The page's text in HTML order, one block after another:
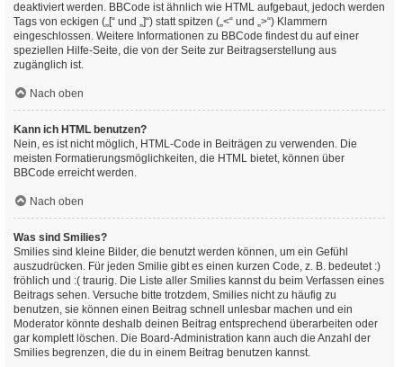
deaktiviert werden. BBCode ist ähnlich wie HTML aufgebaut, jedoch werden
Tags von eckigen („[“ und „]“) statt spitzen („<“ und „>“) Klammern
eingeschlossen. Weitere Informationen zu BBCode findest du auf einer
speziellen Hilfe-Seite, die von der Seite zur Beitragserstellung aus
zugänglich ist.
Nach oben
Kann ich HTML benutzen?
Nein, es ist nicht möglich, HTML-Code in Beiträgen zu verwenden. Die
meisten Formatierungsmöglichkeiten, die HTML bietet, können über
BBCode erreicht werden.
Nach oben
Was sind Smilies?
Smilies sind kleine Bilder, die benutzt werden können, um ein Gefühl
auszudrücken. Für jeden Smilie gibt es einen kurzen Code, z. B. bedeutet :)
fröhlich und :( traurig. Die Liste aller Smilies kannst du beim Verfassen eines
Beitrags sehen. Versuche bitte trotzdem, Smilies nicht zu häufig zu
benutzen, sie können einen Beitrag schnell unlesbar machen und ein
Moderator könnte deshalb deinen Beitrag entsprechend überarbeiten oder
gar komplett löschen. Die Board-Administration kann auch die Anzahl der
Smilies begrenzen, die du in einem Beitrag benutzen kannst.